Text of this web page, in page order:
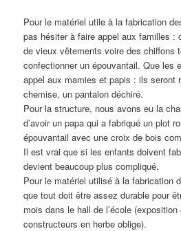
Pour le matériel utile à la fabrication
pas hésiter à faire appel aux familles :
de vieux vêtements voire des chiffons
confectionner un épouvantail. Que les
appel aux mamies et papis : ils seront
chemise, un pantalon déchiré.
Pour la structure, nous avons eu la
d’avoir un papa qui a fabriqué un plot
épouvantail avec une croix de bois
Il est vrai que si les enfants doivent
devient beaucoup plus compliqué.
Pour le matériel utilisé à la fabrication
que tout doit être assez durable pour
mois dans le hall de l’école
constructeurs en herbe oblige).